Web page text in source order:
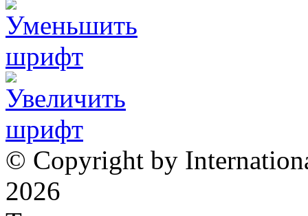
© Copyright by
2026